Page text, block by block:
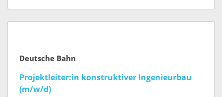
Deutsche Bahn
Projektleiter:in konstruktiver Ingenieurbau
(m/w/d)